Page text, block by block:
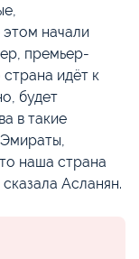
начали
премьер-
идёт к
будет
в такие
наша страна
Асланян.